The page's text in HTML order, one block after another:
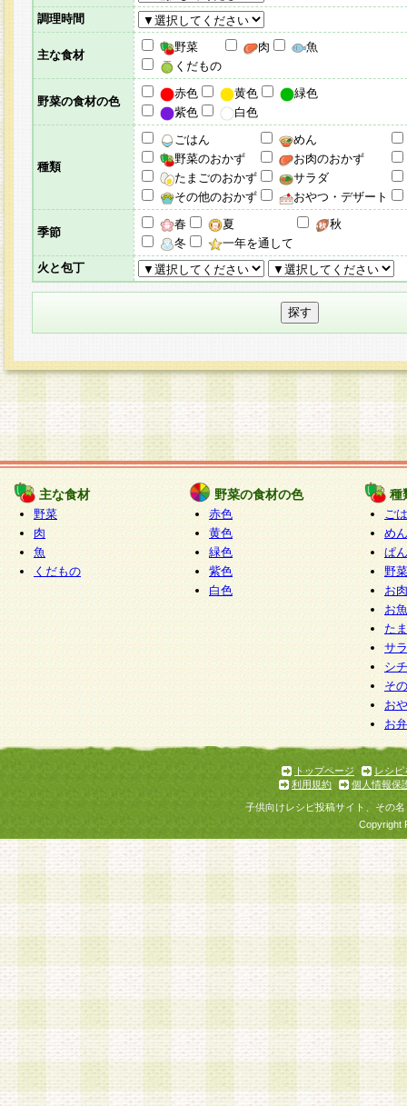
調理時間
主な食材
野菜 肉
魚
くだもの
野菜の食材の色
赤色 黄色
緑色
紫色
白色
種類
ごはん
めん
野菜のおかず
お肉のおかず
たまごのおかず
サラダ
その他のおかず
おやつ・デザート
季節
春 夏
秋
冬
一年を通して
火と包丁
主な食材
野菜
肉
魚
くだもの
野菜の食材の色
赤色
黄色
緑色
紫色
白色
種
ご
めん
ぱん
野
お
お
た
サ
シ
そ
お
お
トップページ
レシピ
利用規約
個人情報保
子供向けレシピ投稿サイト、その
Copyright